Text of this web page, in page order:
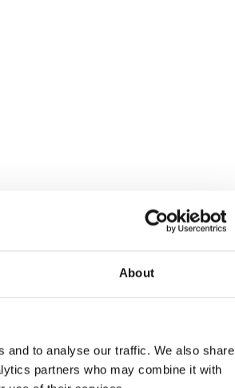
About
and to analyse our traffic. We also share
partners who may combine it with